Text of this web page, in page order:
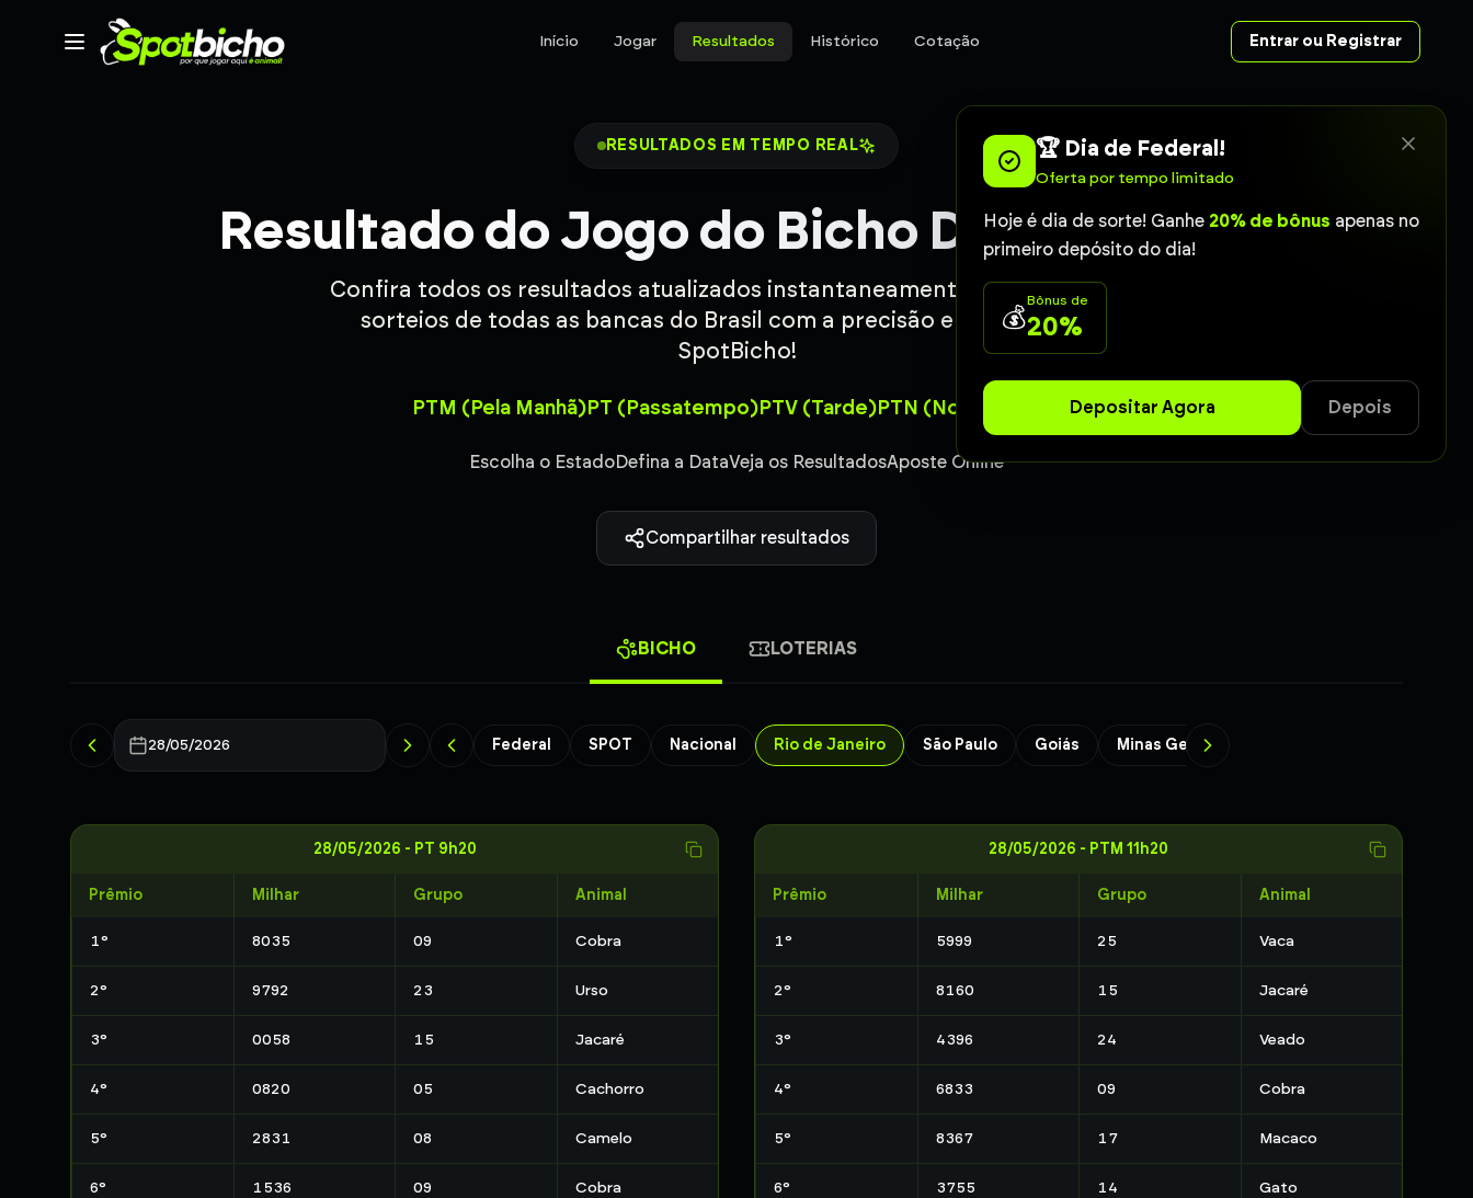
🏆 Dia de Federal!
Oferta por tempo limitado
Hoje é dia de sorte! Ganhe 20% de bônus apenas no
primeiro depósito do dia!
💰
Bônus de
20%
Depositar Agora Depois
Início Jogar Resultados Histórico Cotação Entrar ou Registrar
RESULTADOS EM TEMPO REAL
Resultado do Jogo do Bicho Deu no Poste
Confira todos os resultados atualizados instantaneamente. Acompanhe os
sorteios de todas as bancas do Brasil com a precisão e confiabilidade
SpotBicho!
PTM (Pela Manhã)PT (Passatempo)PTV (Tarde)PTN (Noite)
Escolha o EstadoDefina a DataVeja os ResultadosAposte Online
Compartilhar resultados
BICHO LOTERIAS
28/05/2026 Federal SPOT Nacional Rio de Janeiro São Paulo Goiás Minas Gerais
28/05/2026 - PT 9h20
Prêmio Milhar Grupo Animal
1° 8035 09 Cobra
2° 9792 23 Urso
3° 0058 15 Jacaré
4° 0820 05 Cachorro
5° 2831 08 Camelo
6° 1536 09 Cobra
28/05/2026 - PTM 11h20
Prêmio Milhar Grupo Animal
1° 5999 25 Vaca
2° 8160 15 Jacaré
3° 4396 24 Veado
4° 6833 09 Cobra
5° 8367 17 Macaco
6° 3755 14 Gato